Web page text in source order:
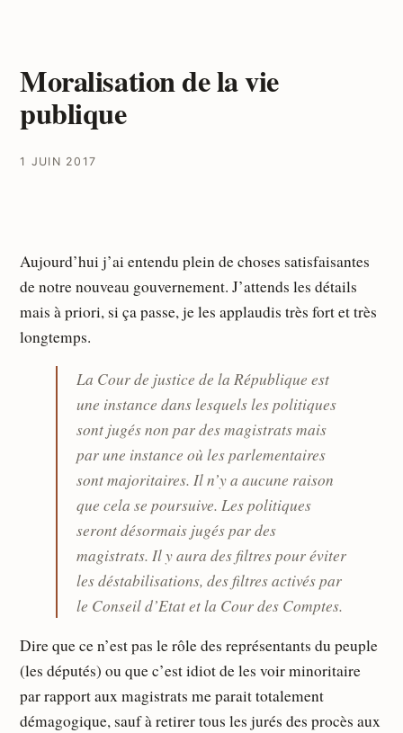
Moralisation de la vie
publique
1 JUIN 2017
Aujourd’hui j’ai entendu plein de choses satisfaisantes
de notre nouveau gouvernement. J’attends les détails
mais à priori, si ça passe, je les applaudis très fort et très
longtemps.
La Cour de justice de la République est
une instance dans lesquels les politiques
sont jugés non par des magistrats mais
par une instance où les parlementaires
sont majoritaires. Il n’y a aucune raison
que cela se poursuive. Les politiques
seront désormais jugés par des
magistrats. Il y aura des filtres pour éviter
les déstabilisations, des filtres activés par
le Conseil d’Etat et la Cour des Comptes.
Dire que ce n’est pas le rôle des représentants du peuple
(les députés) ou que c’est idiot de les voir minoritaire
par rapport aux magistrats me parait totalement
démagogique, sauf à retirer tous les jurés des procès aux